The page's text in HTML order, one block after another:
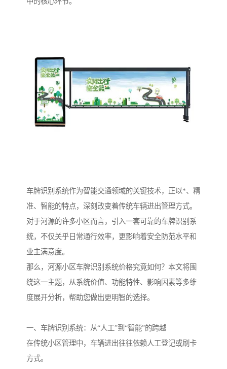
车牌识别系统作为智能交通领域的关键技术，正以*、精
准、智能的特点，深刻改变着传统车辆进出管理方式。
对于河源的许多小区而言，引入一套可靠的车牌识别系
统，不仅关乎日常通行效率，更影响着安全防范水平和
业主满意度。
那么，河源小区车牌识别系统价格究竟如何？本文将围
绕这一主题，从系统价值、功能特性、影响因素等多维
度展开分析，帮助您做出更明智的选择。
一、车牌识别系统：从“人工”到“智能”的跨越
在传统小区管理中，车辆进出往往依赖人工登记或刷卡
方式。